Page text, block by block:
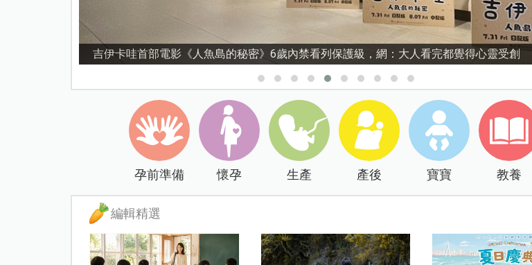
資優教育15問！師鐸獎名師陳宥妤：資優教育的核心，不是成績而是讀懂孩子的心理準備度
孕前準備 懷孕 生產 產後 寶寶 教養
編輯精選